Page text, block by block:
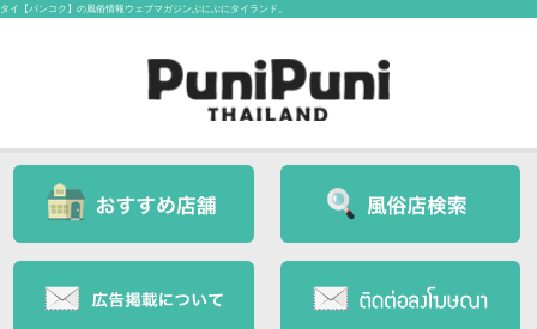
タイ【バンコク】の風俗情報ウェブマガジンぷにぷにタイランド。